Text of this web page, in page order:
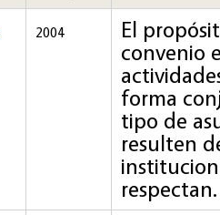
2004
El
convenio
forma
tipo de
resulten
respectan.